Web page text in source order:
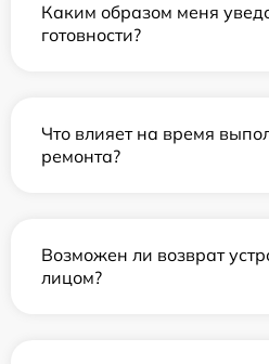
Каким образом меня
готовности?
Что влияет на время
ремонта?
Возможен ли возврат
лицом?